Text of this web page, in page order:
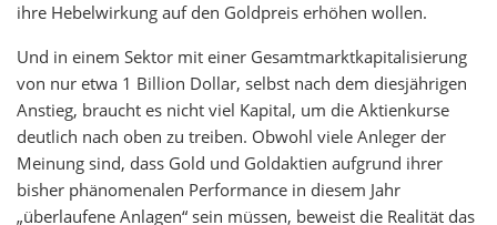
ihre Hebelwirkung auf den Goldpreis erhöhen wollen.
Und in einem Sektor mit einer Gesamtmarktkapitalisierung
von nur etwa 1 Billion Dollar, selbst nach dem diesjährigen
Anstieg, braucht es nicht viel Kapital, um die Aktienkurse
deutlich nach oben zu treiben. Obwohl viele Anleger der
Meinung sind, dass Gold und Goldaktien aufgrund ihrer
bisher phänomenalen Performance in diesem Jahr
„überlaufene Anlagen“ sein müssen, beweist die Realität das